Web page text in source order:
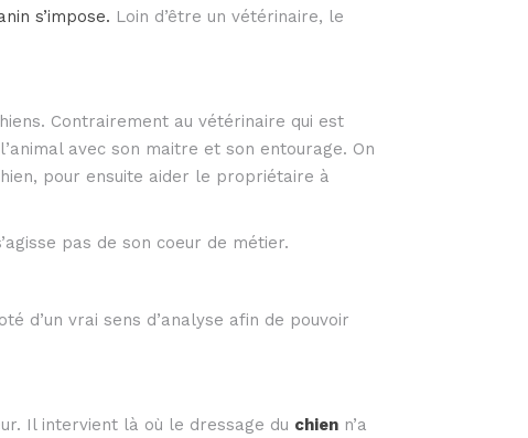
s’impose. Loin d’être un vétérinaire, le
Contrairement au vétérinaire qui est
avec son maitre et son entourage. On
pour ensuite aider le propriétaire à
pas de son coeur de métier.
d’un vrai sens d’analyse afin de pouvoir
Il intervient là où le dressage du chien n’a